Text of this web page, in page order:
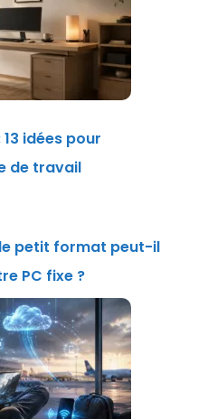
idées pour
de travail
petit format peut-il
PC fixe ?